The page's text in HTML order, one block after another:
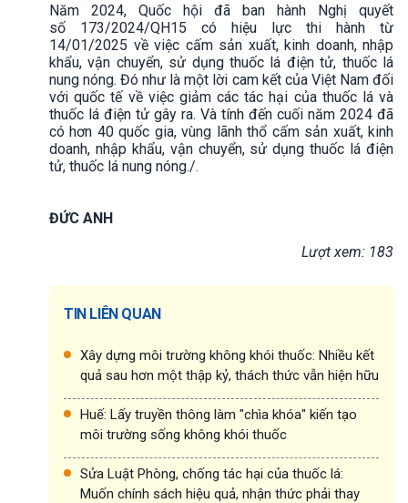
Năm 2024, Quốc hội đã ban hành Nghị quyết
số 173/2024/QH15 có hiệu lực thi hành từ
14/01/2025 về việc cấm sản xuất, kinh doanh, nhập
khẩu, vận chuyển, sử dụng thuốc lá điện tử, thuốc lá
nung nóng. Đó như là một lời cam kết của Việt Nam đối
với quốc tế về việc giảm các tác hại của thuốc lá và
thuốc lá điện tử gây ra. Và tính đến cuối năm 2024 đã
có hơn 40 quốc gia, vùng lãnh thổ cấm sản xuất, kinh
doanh, nhập khẩu, vận chuyển, sử dụng thuốc lá điện
tử, thuốc lá nung nóng./.
ĐỨC ANH
Lượt xem: 183
TIN LIÊN QUAN
Xây dựng môi trường không khói thuốc: Nhiều kết
quả sau hơn một thập kỷ, thách thức vẫn hiện hữu
Huế: Lấy truyền thông làm "chìa khóa" kiến tạo
môi trường sống không khói thuốc
Sửa Luật Phòng, chống tác hại của thuốc lá:
Muốn chính sách hiệu quả, nhận thức phải thay